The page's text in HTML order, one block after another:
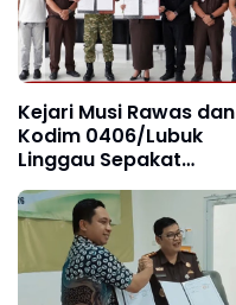
Kejari Musi Rawas dan
Kodim 0406/Lubuk
Linggau Sepakat
Perkuat Sinergi
Penegakan Hukum